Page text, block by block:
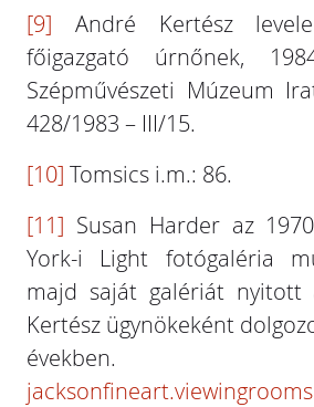
[9] André Kertész
főigazgató úrnőnek,
Szépművészeti Múzeum
428/1983 – III/15.
[10] Tomsics i.m.: 86.
[11] Susan Harder az
York-i Light fotógaléria
majd saját galériát
Kertész ügynökeként